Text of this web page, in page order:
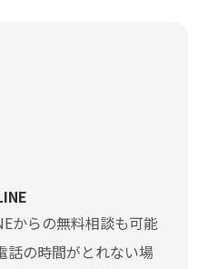
からの無料相談も可能
話の時間がとれない場